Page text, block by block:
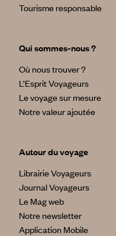
Tourisme responsable
Qui sommes-nous ?
Où nous trouver ?
L’Esprit Voyageurs
Le voyage sur mesure
Notre valeur ajoutée
Autour du voyage
Librairie Voyageurs
Journal Voyageurs
Le Mag web
Notre newsletter
Application Mobile